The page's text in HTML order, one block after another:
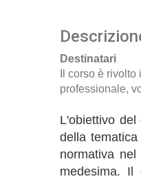
Destinatari
Il corso è
professionale,
L'obiettivo
della
normativa
medesima. Il